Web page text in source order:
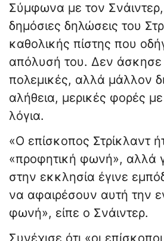
Σύμφωνα με τον Σνάιντερ,
δημόσιες δηλώσεις του
καθολικής πίστης που
απόλυσή του. Δεν άσκησε
πολεμικές, αλλά μάλλον
αλήθεια, μερικές φορές
λόγια.
«Ο επίσκοπος Στρίκλαντ
«προφητική φωνή», αλλά
στην εκκλησία έγινε
να αφαιρέσουν αυτή την
φωνή», είπε ο Σνάιντερ.